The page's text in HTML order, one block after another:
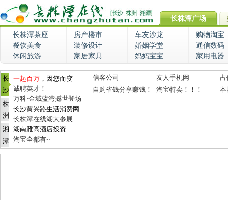
长株潭广场
长株潭茶座 房产楼市 车友沙龙
购物淘宝
餐饮美食
装修设计 婚姻学堂
通信数码
休闲旅游
家居家具 妈妈宝宝 家用电器
长
沙
株
洲
湘
潭
一起百万 ，因您而变
诚聘英才！
万科·金域蓝湾撼世登场
长沙黄兴路生活消费网
长株潭在线湖大参展
湖南雅高酒店投资
淘宝全都有~
信客公司 友人手机网
占
自购省钱分享赚钱！
淘宝特卖！！！ 本